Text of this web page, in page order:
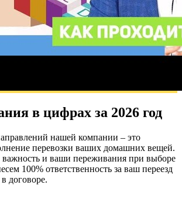
в цифрах за 2026 год
нашей компании – это
перевозки ваших домашних вещей.
и ваши переживания при выборе
100% ответственность за ваш переезд
договоре.